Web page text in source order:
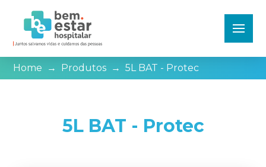
Home → Produtos → 5L BAT - Protec
5L BAT - Protec